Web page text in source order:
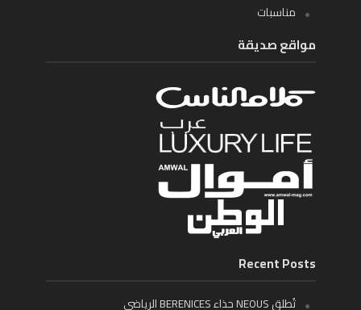
مناسبات
مواقع صديقة
Recent Posts
تُطلق NEOUS حذاء BERENICES الرياضي